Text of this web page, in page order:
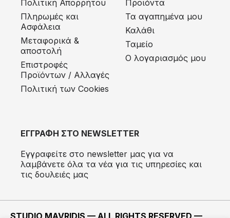
Πολιτική Απορρήτου
Πληρωμές και
Ασφάλεια
Μεταφορικά &
αποστολή
Eπιστροφές
Προϊόντων / Αλλαγές
Πολιτική των Cookies
Προιόντα
Τα αγαπημένα μου
Καλάθι
Ταμείο
Ο λογαριασμός μου
ΕΓΓΡΑΦΗ ΣΤΟ NEWSLETTER
Εγγραφείτε στο newsletter μας για να
λαμβάνετε όλα τα νέα για τις υπηρεσίες και
τις δουλειές μας